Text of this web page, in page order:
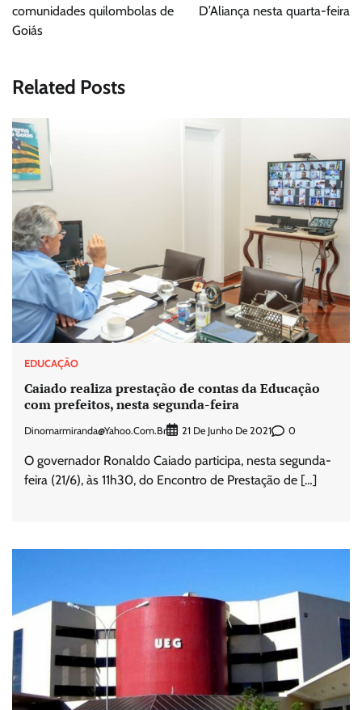
comunidades quilombolas de
Goiás
D’Aliança nesta quarta-feira
Related Posts
EDUCAÇÃO
Caiado realiza prestação de contas da Educação
com prefeitos, nesta segunda-feira
Dinomarmiranda@yahoo.com.br 21 De Junho De 2021 0
O governador Ronaldo Caiado participa, nesta segunda-
feira (21/6), às 11h30, do Encontro de Prestação de […]